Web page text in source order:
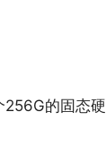
256G的固态硬